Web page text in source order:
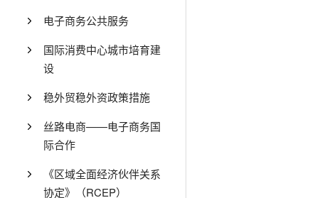
电子商务公共服务
国际消费中心城市培育建
设
稳外贸稳外资政策措施
丝路电商——电子商务国
际合作
《区域全面经济伙伴关系
协定》（RCEP）